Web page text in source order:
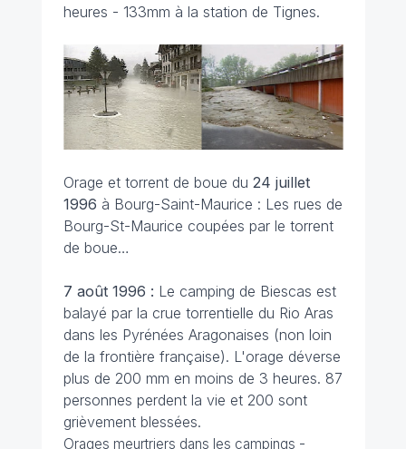
heures - 133mm à la station de Tignes.
Orage et torrent de boue du 24 juillet
1996 à Bourg-Saint-Maurice : Les rues de
Bourg-St-Maurice coupées par le torrent
de boue…
7 août 1996 : Le camping de Biescas est
balayé par la crue torrentielle du Rio Aras
dans les Pyrénées Aragonaises (non loin
de la frontière française). L'orage déverse
plus de 200 mm en moins de 3 heures. 87
personnes perdent la vie et 200 sont
grièvement blessées.
Orages meurtriers dans les campings -